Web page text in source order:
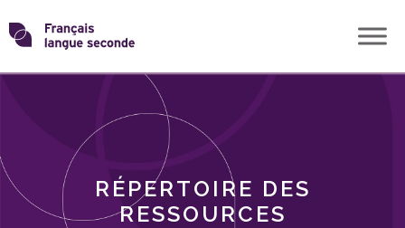
Skip
toTransformons
langue
RÉPERTOIRE DES
RESSOURCES
THÈMES